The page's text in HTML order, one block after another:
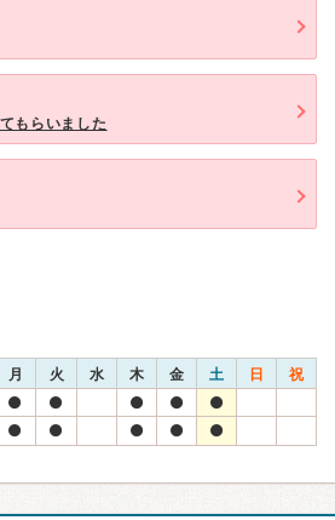
もらいました
月 火 水 木 金 土 日 祝